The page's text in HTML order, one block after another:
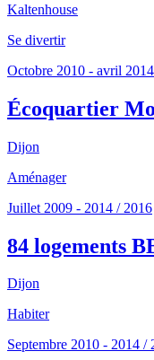
Kaltenhouse
Se divertir
Octobre 2010 - avril 2014
Écoquartier
Dijon
Aménager
Juillet 2009 - 2014 / 2016
84 logements
Dijon
Habiter
Septembre 2010 - 2014 /